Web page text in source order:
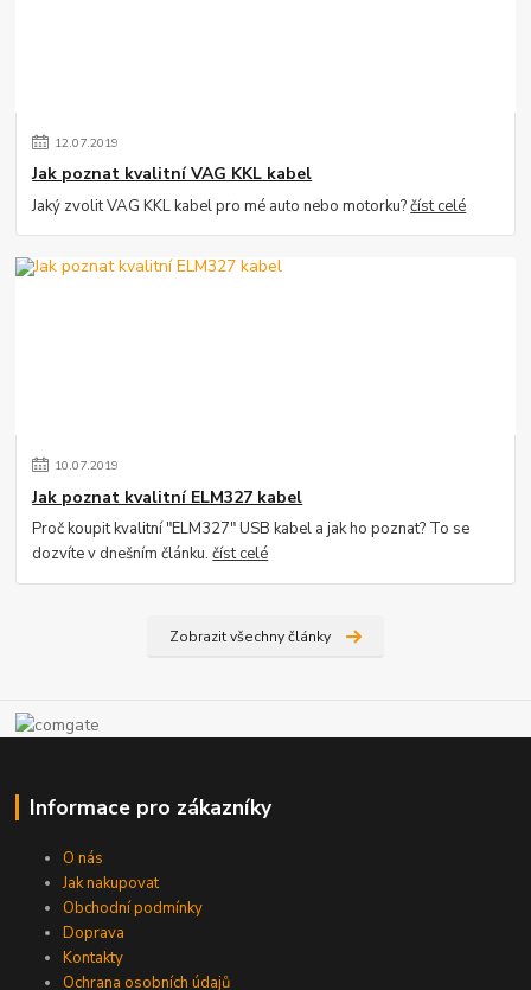
12.07.2019
Jak poznat kvalitní VAG KKL kabel
Jaký zvolit VAG KKL kabel pro mé auto nebo motorku?číst celé
10.07.2019
Jak poznat kvalitní ELM327 kabel
Proč koupit kvalitní "ELM327" USB kabel a jak ho poznat? To se
dozvíte v dnešním článku.číst celé
Zobrazit všechny články
Informace pro zákazníky
O nás
Jak nakupovat
Obchodní podmínky
Doprava
Kontakty
Ochrana osobních údajů